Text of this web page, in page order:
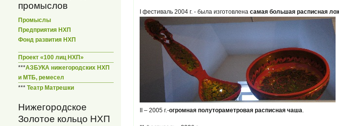
промыслов
Промыслы
Предприятия НХП
Фонд развития НХП
Проект «100 лиц НХП»
***АЗБУКА нижегородских НХП
и МТБ, ремесел
*** Театр Матрешки
Нижегородское
Золотое кольцо НХП
I фестиваль 2004 г. - была изготовлена самая большая расписная
II – 2005 г.-огромная полутораметровая расписная чаша.